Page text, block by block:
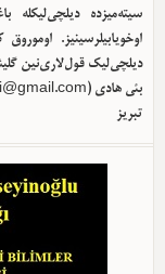
سیته‌میزده دیلچی‌لیکله
اوخویابیلرسینیز.
دیلچی‌لیک قول‌لاری‌نین
بئی هادی (
تبریز